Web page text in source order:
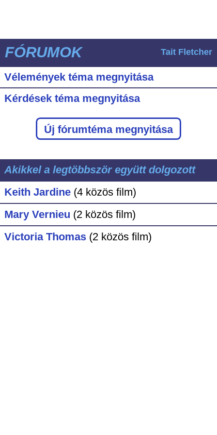
FÓRUMOK Tait Fletcher
Vélemények téma megnyitása
Kérdések téma megnyitása
Új fórumtéma megnyitása
Akikkel a legtöbbször együtt dolgozott
Keith Jardine (4 közös film)
Mary Vernieu (2 közös film)
Victoria Thomas (2 közös film)